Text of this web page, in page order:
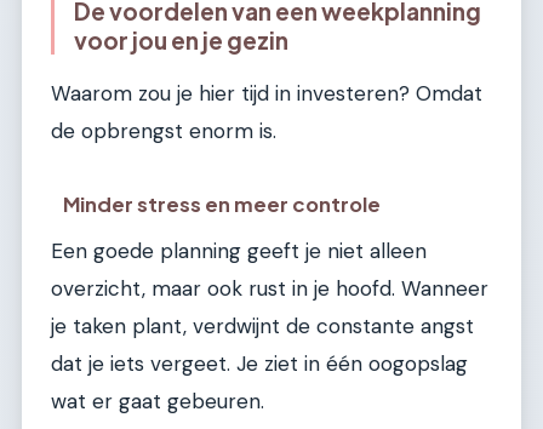
De voordelen van een weekplanning
voor jou en je gezin
Waarom zou je hier tijd in investeren? Omdat
de opbrengst enorm is.
Minder stress en meer controle
Een goede planning geeft je niet alleen
overzicht, maar ook rust in je hoofd. Wanneer
je taken plant, verdwijnt de constante angst
dat je iets vergeet. Je ziet in één oogopslag
wat er gaat gebeuren.